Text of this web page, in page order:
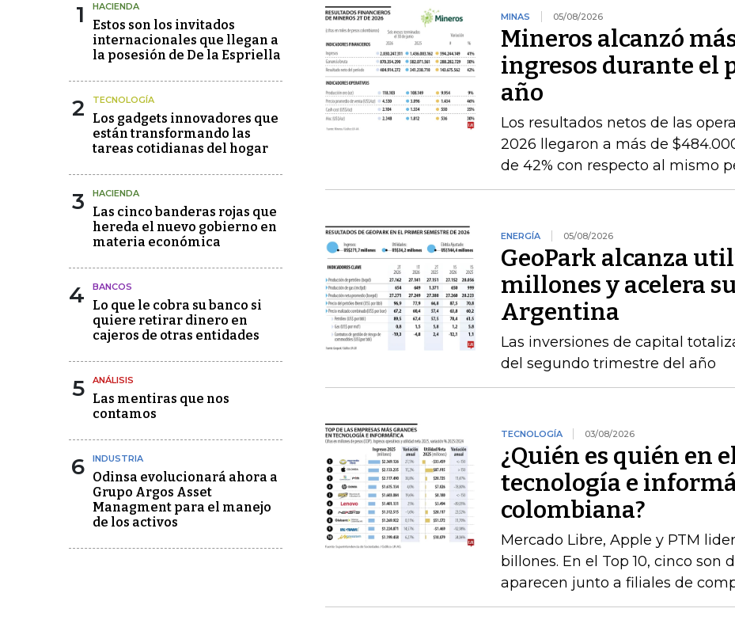
1 HACIENDA
Estos son los invitados
internacionales que llegan a
la posesión de De la Espriella
2 TECNOLOGÍA
Los gadgets innovadores que
están transformando las
tareas cotidianas del hogar
3 HACIENDA
Las cinco banderas rojas que
hereda el nuevo gobierno en
materia económica
4 BANCOS
Lo que le cobra su banco si
quiere retirar dinero en
cajeros de otras entidades
5 ANÁLISIS
Las mentiras que nos
contamos
6 INDUSTRIA
Odinsa evolucionará ahora a
Grupo Argos Asset
Managment para el manejo
de los activos
MINAS 05/08/2026
Mineros alcanzó
ingresos durante el
año
Los resultados netos de las
2026 llegaron a más de
de 42% con respecto al mismo
ENERGÍA 05/08/2026
GeoPark alcanza
millones y acelera
Argentina
Las inversiones de capital
del segundo trimestre del año
TECNOLOGÍA 03/08/2026
¿Quién es quién en
tecnología e
colombiana?
Mercado Libre, Apple y PTM
billones. En el Top 10, cinco son
aparecen junto a filiales de